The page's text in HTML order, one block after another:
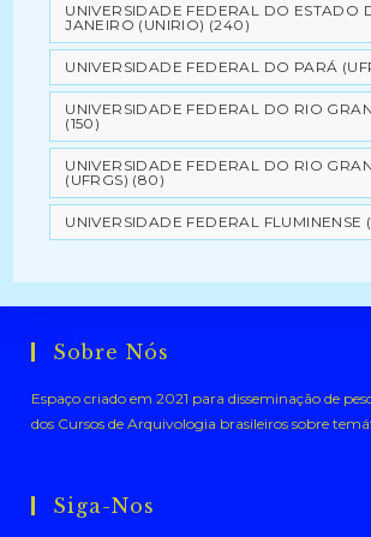
UNIVERSIDADE FEDERAL DO ESTADO
JANEIRO (UNIRIO) (240)
UNIVERSIDADE FEDERAL DO PARÁ
UNIVERSIDADE FEDERAL DO RIO
(150)
UNIVERSIDADE FEDERAL DO RIO
(UFRGS) (80)
UNIVERSIDADE FEDERAL FLUMINENSE
Sobre Nós
Espaço criado em 2021 para disseminação de
dos Cursos de Arquivologia brasileiros sobre
Siga-Nos